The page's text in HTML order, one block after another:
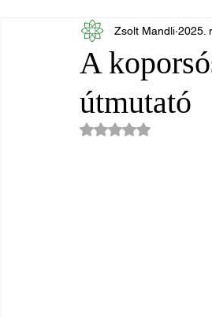
Gyászfeldolgozás Hírek
A
útmutató
Zsolt Mandli 2025.
NaN csillagot